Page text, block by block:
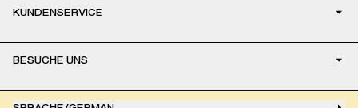
KUNDENSERVICE
BESUCHE UNS